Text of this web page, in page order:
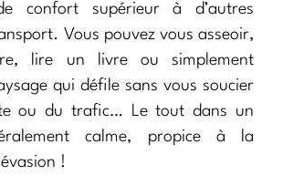
confort supérieur à d’autres
Vous pouvez vous asseoir,
lire un livre ou simplement
qui défile sans vous soucier
ou du trafic… Le tout dans un
calme, propice à la
!